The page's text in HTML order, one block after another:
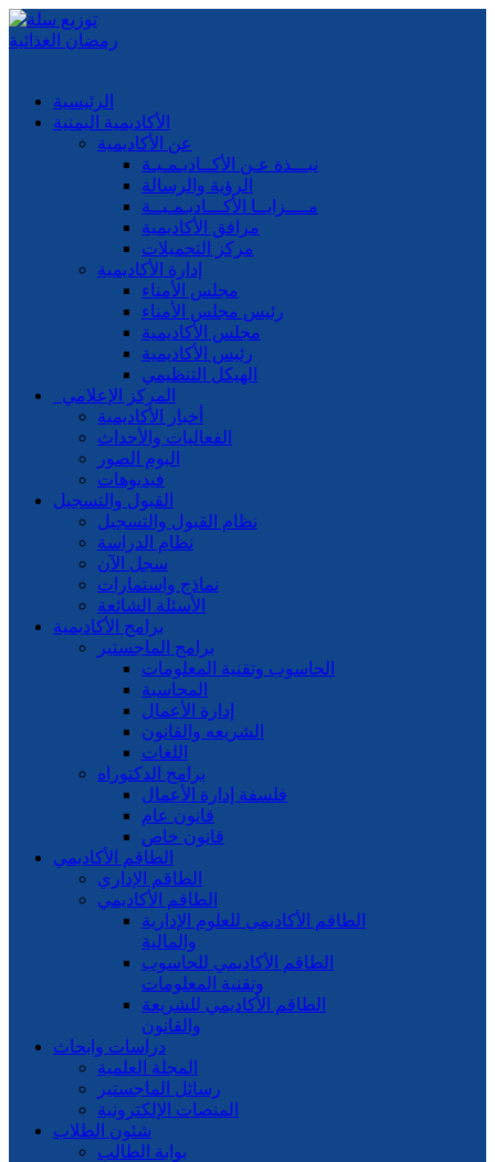
الرئيسية
الأكاديمية اليمنية
عن الأكاديمية
نبـــذة عـن الأكــاديـمـيـة
الرؤية والرسالة
مــــزايــا الأكـــاديـمـيــة
مرافق الأكاديمية
مركز التحميلات
إدارة الأكاديمية
مجلس الأمناء
رئيس مجلس الأمناء
مجلس الأكاديمية
رئيس الأكاديمية
الهيكل التنظيمي
المركز الإعلامي
أخبار الأكاديمية
الفعاليات والأحداث
البوم الصور
فيديوهات
القبول والتسجيل
نظام القبول والتسجيل
نظام الدراسة
سجل الآن
نماذج واستمارات
الأسئلة الشائعة
برامج الأكاديمية
برامج الماجستير
الحاسوب وتقنية المعلومات
المحاسبة
إدارة الأعمال
الشريعه والقانون
اللغات
برامج الدكتوراه
فلسفة إدارة الأعمال
قانون عام
قانون خاص
الطاقم الأكاديمي
الطاقم الإداري
الطاقم الأكاديمي
الطاقم الأكاديمي للعلوم الإدارية
والمالية
الطاقم الأكاديمي للحاسوب
وتقنية المعلومات
الطاقم الأكاديمي للشريعة
والقانون
دراسات وابحاث
المجلة العلمية
رسائل الماجستير
المنصات الإلكترونية
شئون الطلاب
بوابة الطالب